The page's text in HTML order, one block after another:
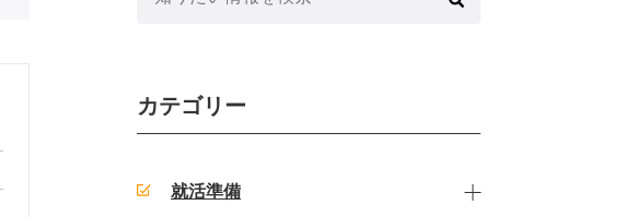
カテゴリー
就活準備